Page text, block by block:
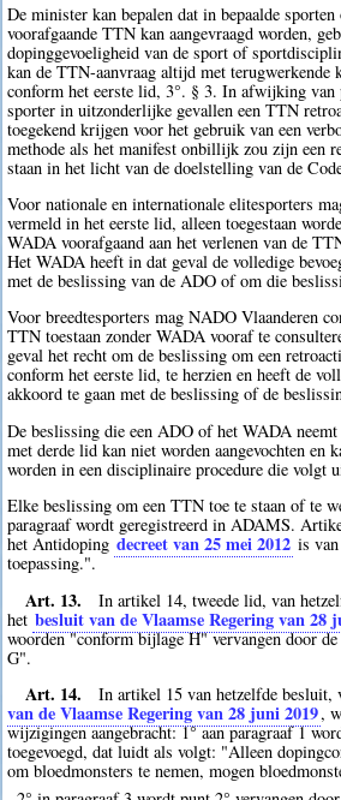
De minister kan bepalen dat in bepaalde
voorafgaande TTN kan aangevraagd worden,
dopinggevoeligheid van de sport of
kan de TTN-aanvraag altijd met terugwerkende
conform het eerste lid, 3°. § 3. In afwijking van
sporter in uitzonderlijke gevallen een TTN
toegekend krijgen voor het gebruik van een
methode als het manifest onbillijk zou zijn een
staan in het licht van de doelstelling van de
Voor nationale en internationale elitesporters
vermeld in het eerste lid, alleen toegestaan
WADA voorafgaand aan het verlenen van de
Het WADA heeft in dat geval de volledige
met de beslissing van de ADO of om die
Voor breedtesporters mag NADO Vlaanderen
TTN toestaan zonder WADA vooraf te
geval het recht om de beslissing om een
conform het eerste lid, te herzien en heeft de
akkoord te gaan met de beslissing of de
De beslissing die een ADO of het WADA
met derde lid kan niet worden aangevochten en
worden in een disciplinaire procedure die volgt
Elke beslissing om een TTN toe te staan of te
paragraaf wordt geregistreerd in ADAMS.
het Antidoping decreet van 25 mei 2012 is
toepassing.".
Art. 13.
In artikel 14, tweede lid, van
het besluit van de Vlaamse Regering van 28
woorden "conform bijlage H" vervangen door
G".
Art. 14. In artikel 15 van hetzelfde besluit,
van de Vlaamse Regering van 28 juni 2019,
wijzigingen aangebracht: 1° aan paragraaf 1
toegevoegd, dat luidt als volgt: "Alleen
om bloedmonsters te nemen, mogen